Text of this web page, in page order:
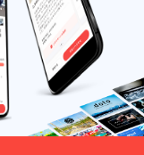
足事項
・自宅
以外へ
の配送
も可能
です
（希望
する配
送先を
入力く
製本 ※
内容や
装丁は
一部変
更にな
る可能
性もあ
ります
※ 発刊
された
冊子に
ついて
・発
刊 ：
2025年
12月
（予
定） ・
サイ
ズ：A5
小ホー
ル）の
受付付
近 ・掲
示期
間：
Peeba
FES当
日
（2025
製本 ※
内容や
装丁は
一部変
更にな
る可能
性もあ
ります
※ 発刊
された
別途相
談させ
ていた
だくこ
とがあ
ります
▼
Peeba2
0th記念
冊子に
す ■ そ
の他 ・
自宅以
外への
配送も
可能で
す（希
望する
配送先
12月
（予
定） ・
サイ
ズ：A5
・頁
数 ：
36ペー
ジ程度
（予
定） ・
サイ
ズ：A5
・頁
数 ：
36ペー
ジ程度
（予
定） ・
場合
は、楽
屋での
お菓子
や
ジュー
スなど
を追加
で用意
してグ